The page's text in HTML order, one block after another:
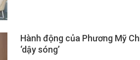
Hành động của Phương Mỹ
‘dậy sóng’